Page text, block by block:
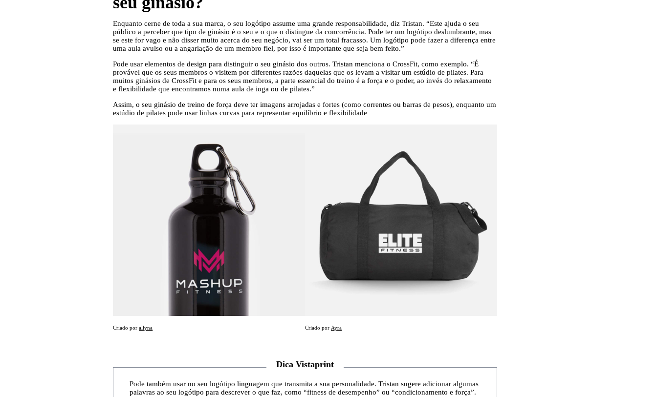
Enquanto cerne de toda a sua marca, o seu logótipo assume uma grande responsabilidade, diz Tristan. “Este ajuda o seu
público a perceber que tipo de ginásio é o seu e o que o distingue da concorrência. Pode ter um logótipo deslumbrante, mas
se este for vago e não disser muito acerca do seu negócio, vai ser um total fracasso. Um logótipo pode fazer a diferença entre
uma aula avulso ou a angariação de um membro fiel, por isso é importante que seja bem feito.”
Pode usar elementos de design para distinguir o seu ginásio dos outros. Tristan menciona o CrossFit, como exemplo. “É
provável que os seus membros o visitem por diferentes razões daquelas que os levam a visitar um estúdio de pilates. Para
muitos ginásios de CrossFit e para os seus membros, a parte essencial do treino é a força e o poder, ao invés do relaxamento
e flexibilidade que encontramos numa aula de ioga ou de pilates.”
Assim, o seu ginásio de treino de força deve ter imagens arrojadas e fortes (como correntes ou barras de pesos), enquanto um
estúdio de pilates pode usar linhas curvas para representar equilíbrio e flexibilidade
Criado porallyna Criado por Ayra
Dica Vistaprint
Pode também usar no seu logótipo linguagem que transmita a sua personalidade. Tristan sugere adicionar algumas
palavras ao seu logótipo para descrever o que faz, como “fitness de desempenho” ou “condicionamento e força”.